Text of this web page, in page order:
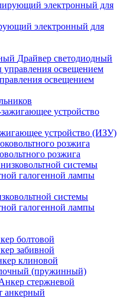
электронный для
Драйвер светодиодный
освещением
устройство (ИЗУ)
розжига
системы
галогенной лампы
болтовой
забивной
клиновой
(пружинный)
стержневой
анкерный